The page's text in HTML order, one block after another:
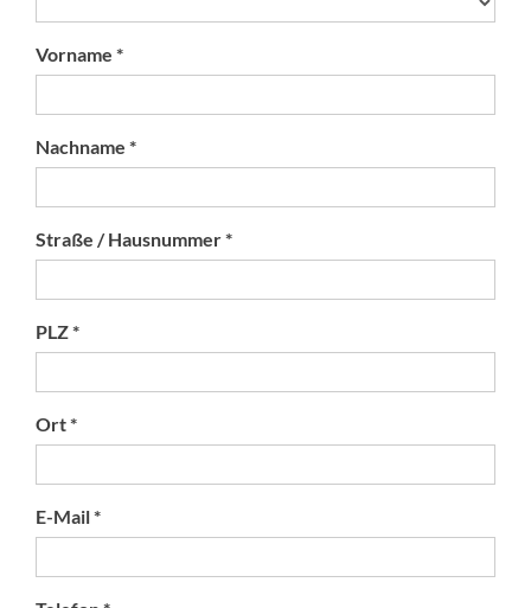
Vorname *
Nachname *
Straße / Hausnummer *
PLZ *
Ort *
E-Mail *